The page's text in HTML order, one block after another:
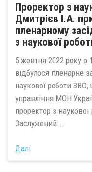
Проректор з
Дмитрієв І.А.
пленарному
з наукової
5 жовтня 2022 року о
відбулося пленарне
наукової роботи
управління МОН
проректор з
Заслужений...
Далі